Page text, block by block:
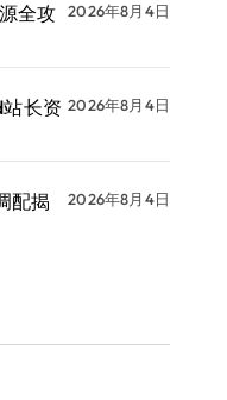
全攻
2026年8月4日
长资 2026年8月4日
配揭
2026年8月4日